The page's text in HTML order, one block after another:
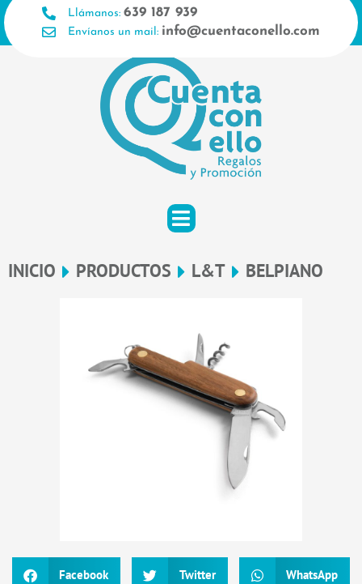
Ir
al
contenido
Llámanos: 639 187 939
Envíanos un mail: info@cuentaconello.com
INICIO PRODUCTOS L&T BELPIANO
Facebook Twitter WhatsApp